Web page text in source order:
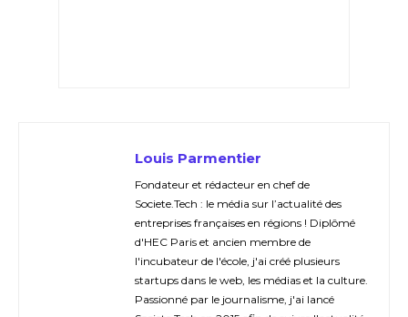
Louis Parmentier
Fondateur et rédacteur en chef de
Societe.Tech : le média sur l’actualité des
entreprises françaises en régions ! Diplômé
d'HEC Paris et ancien membre de
l'incubateur de l'école, j'ai créé plusieurs
startups dans le web, les médias et la culture.
Passionné par le journalisme, j'ai lancé